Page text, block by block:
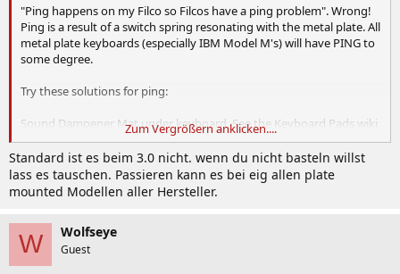
"Ping happens on my Filco so Filcos have a ping problem". Wrong!
Ping is a result of a switch spring resonating with the metal plate. All
metal plate keyboards (especially IBM Model M's) will have PING to
some degree.
Try these solutions for ping:
Sound Dampener Mat under keyboard. See the Keyboard Pads wiki
Open up switch and lubing ends of spring or squeeze them. OFTEN
simply rotating the spring fixes the issue!
Sound dampener mat inside keyboard under PCB The Leopold
FC750R has one, Gon Keyboard's dampener pad
Zum Vergrößern anklicken....
Standard ist es beim 3.0 nicht. wenn du nicht basteln willst
lass es tauschen. Passieren kann es bei eig allen plate
mounted Modellen aller Hersteller.
W Wolfseye
Guest